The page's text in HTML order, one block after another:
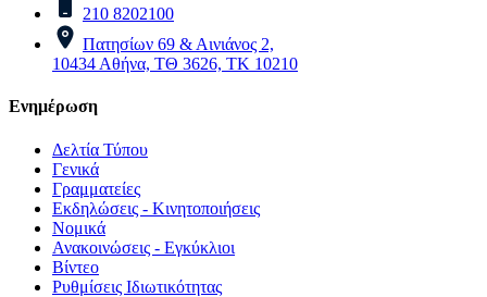
210 8202100
Πατησίων 69 & Αινιάνος 2,
10434 Αθήνα, ΤΘ 3626, ΤΚ 10210
Ενημέρωση
Δελτία Τύπου
Γενικά
Γραμματείες
Εκδηλώσεις - Κινητοποιήσεις
Νομικά
Ανακοινώσεις - Εγκύκλιοι
Βίντεο
Ρυθμίσεις Ιδιωτικότητας